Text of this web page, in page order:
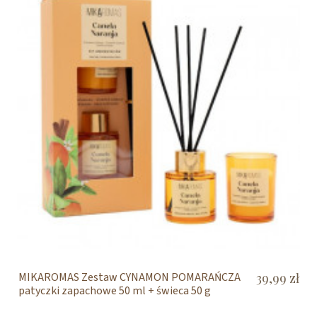
MIKAROMAS Zestaw CYNAMON POMARAŃCZA
patyczki zapachowe 50 ml + świeca 50 g
39,99 zł